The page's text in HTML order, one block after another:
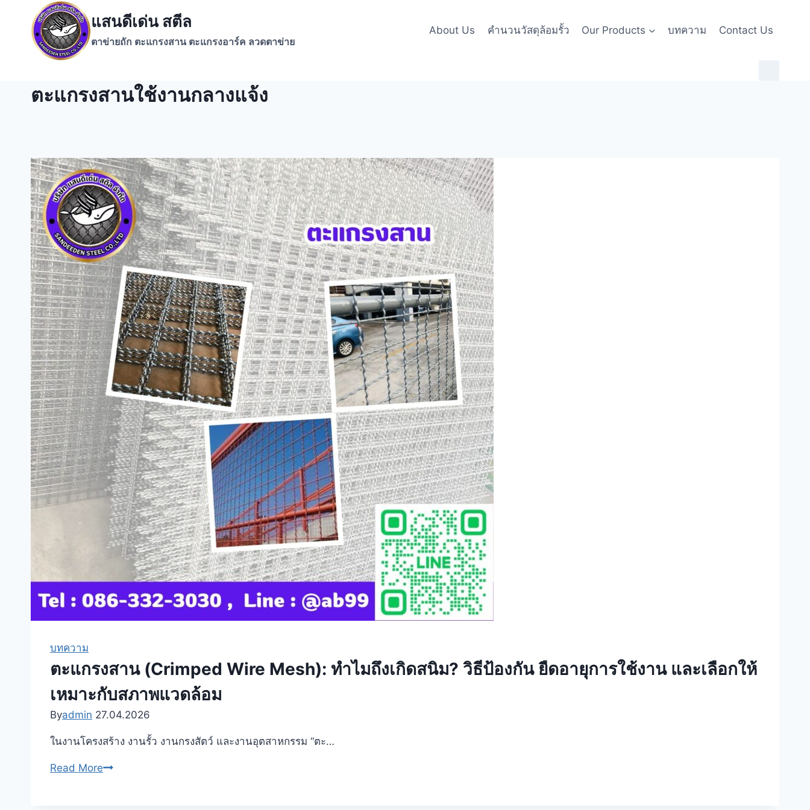
content
แสนดีเด่น สตีล
ตาข่ายถัก ตะแกรงสาน ตะแกรงอาร์ค ลวดตาข่าย
About Us คำนวนวัสดุล้อมรั้ว Our Products บทความ Contact Us
ตะแกรงสานใช้งานกลางแจ้ง
บทความ
ตะแกรงสาน (Crimped Wire Mesh): ทำไมถึงเกิดสนิม? วิธีป้องกัน ยืดอายุการใช้งาน และเลือกให้
เหมาะกับสภาพแวดล้อม
Byadmin 27.04.2026
ในงานโครงสร้าง งานรั้ว งานกรงสัตว์ และงานอุตสาหกรรม “ตะ…
Read Moreตะแกรง